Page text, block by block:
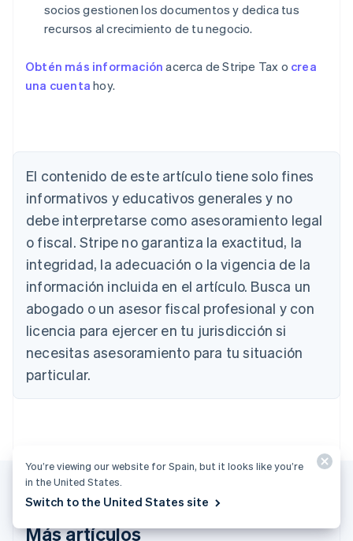
socios gestionen los documentos y dedica tus
recursos al crecimiento de tu negocio.
Obtén más información acerca de Stripe Tax o crea
una cuenta hoy.
El contenido de este artículo tiene solo fines
informativos y educativos generales y no
debe interpretarse como asesoramiento legal
o fiscal. Stripe no garantiza la exactitud, la
integridad, la adecuación o la vigencia de la
información incluida en el artículo. Busca un
abogado o un asesor fiscal profesional y con
licencia para ejercer en tu jurisdicción si
necesitas asesoramiento para tu situación
particular.
Más artículos
Alemania
Deutsch English
Australia
English
Austria
DeutschEnglish
Bélgica
Brasil
Canadá
EnglishFrançais
China continental
Chipre
You’re viewing our website for Spain, but it looks like you’re
in the United States.
Switch to the United States site